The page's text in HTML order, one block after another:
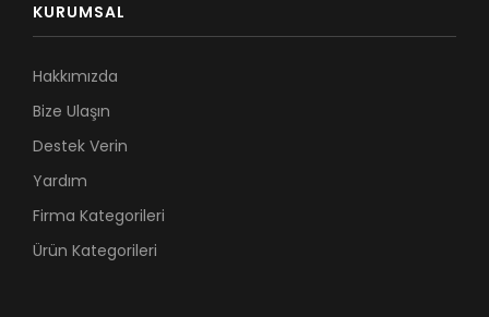
KURUMSAL
Hakkımızda
Bize Ulaşın
Destek Verin
Yardım
Firma Kategorileri
Ürün Kategorileri